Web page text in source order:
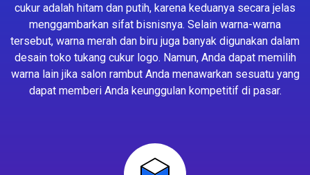
cukur adalah hitam dan putih, karena keduanya secara jelas
menggambarkan sifat bisnisnya. Selain warna-warna
tersebut, warna merah dan biru juga banyak digunakan dalam
desain toko tukang cukur logo. Namun, Anda dapat memilih
warna lain jika salon rambut Anda menawarkan sesuatu yang
dapat memberi Anda keunggulan kompetitif di pasar.